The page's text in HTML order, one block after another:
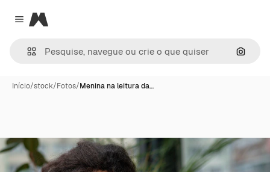
Close menu
Magnific
Início/stock/Fotos/Menina na leitura da…